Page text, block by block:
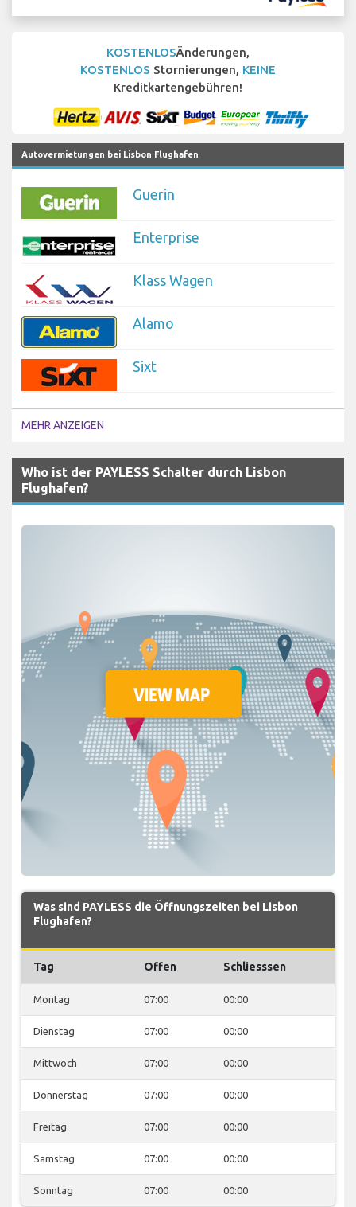
KOSTENLOSÄnderungen,
KOSTENLOS Stornierungen, KEINE
Kreditkartengebühren!
Autovermietungen bei Lisbon Flughafen
Guerin
Enterprise
Klass Wagen
Alamo
Sixt
MEHR ANZEIGEN
Who ist der PAYLESS Schalter durch Lisbon
Flughafen?
Was sind PAYLESS die Öffnungszeiten bei Lisbon
Flughafen?
Tag Offen Schliesssen
Montag 07:00 00:00
Dienstag 07:00 00:00
Mittwoch 07:00 00:00
Donnerstag 07:00 00:00
Freitag 07:00 00:00
Samstag 07:00 00:00
Sonntag 07:00 00:00